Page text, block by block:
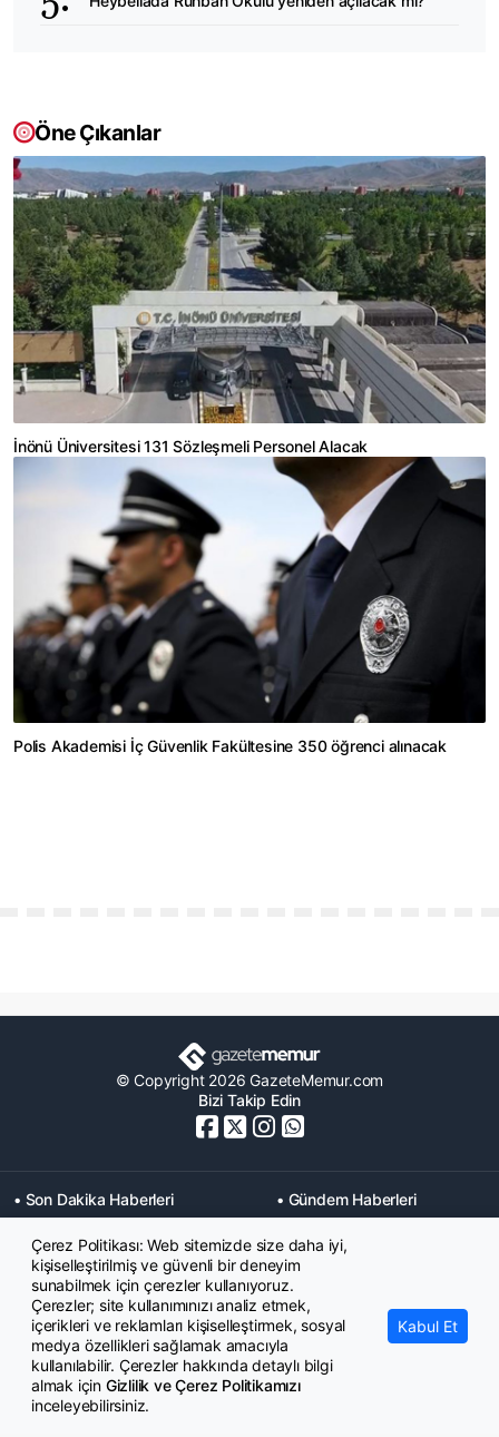
Öne Çıkanlar
İnönü Üniversitesi 131 Sözleşmeli Personel Alacak
Polis Akademisi İç Güvenlik Fakültesine 350 öğrenci alınacak
© Copyright 2026 GazeteMemur.com
Bizi Takip Edin
• Son Dakika Haberleri
• Gündem Haberleri
• Memurlar Haberleri
• KPSS Haberleri
• Ekonomi Haberleri
• Eğitim Haberleri
• Yaşam Haberleri
• Maaş Verileri Haberleri
• Mahkeme Kararları
Haberleri
Çerez Politikası: Web sitemizde size daha iyi,
kişiselleştirilmiş ve güvenli bir deneyim
sunabilmek için çerezler kullanıyoruz.
Çerezler; site kullanımınızı analiz etmek,
içerikleri ve reklamları kişiselleştirmek, sosyal
medya özellikleri sağlamak amacıyla
kullanılabilir. Çerezler hakkında detaylı bilgi
almak için Gizlilik ve Çerez Politikamızı
inceleyebilirsiniz.
Kabul Et